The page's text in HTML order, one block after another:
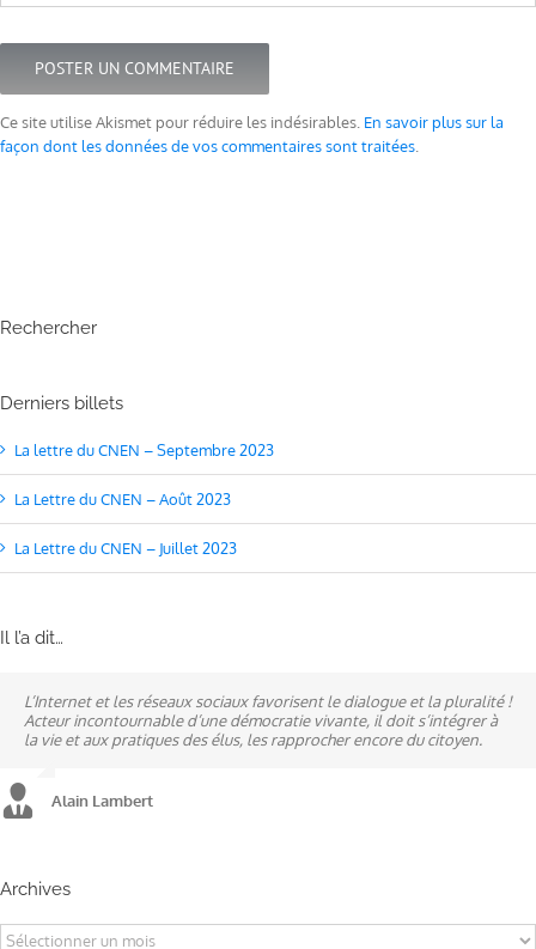
Ce site utilise Akismet pour réduire les indésirables. En savoir plus sur la
façon dont les données de vos commentaires sont traitées
Rechercher
Derniers billets
La lettre du CNEN – Septembre 2023
La Lettre du CNEN – Août 2023
La Lettre du CNEN – Juillet 2023
Il l’a dit…
L’Internet et les réseaux sociaux favorisent le dialogue et la pluralité !
Acteur incontournable d’une démocratie vivante, il doit s’intégrer à
la vie et aux pratiques des élus, les rapprocher encore du citoyen.
Alain Lambert
Ne pas subir, mais construire son destin, telle est la philosophie qui
n’a cessé de mobiliser la ville d’Alençon, son agglomération et ses
élus.
Alain Lambert
A mes yeux, la politique est synonyme de service : un sénateur doit
être au service des élus et des communes comme un maire sait si bien
l’être au service des habitants.
Alain Lambert
Archives
Archives